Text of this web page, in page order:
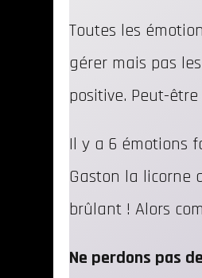
Toutes les
gérer mais pas
positive. Peut-
Il y a 6 émotions
Gaston la licorne
brûlant ! Alors
Ne perdons pas